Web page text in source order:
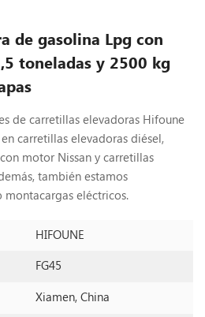
de gasolina Lpg con
toneladas y 2500 kg
de carretillas elevadoras Hifoune
carretillas elevadoras diésel,
motor Nissan y carretillas
también estamos
eléctricos.
HIFOUNE
FG45
Xiamen, China